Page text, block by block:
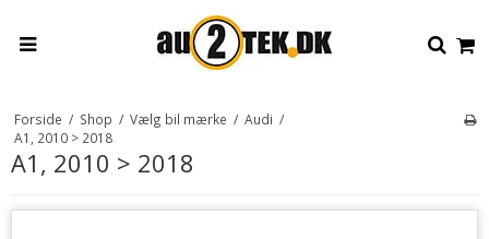
Forside / Shop / Vælg bil mærke / Audi /
A1, 2010 > 2018
A1, 2010 > 2018